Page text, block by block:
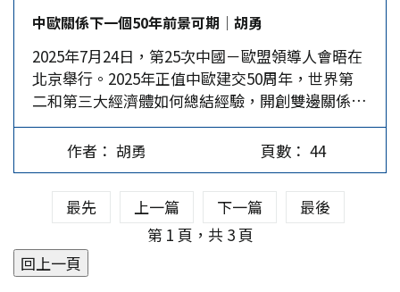
稅率25％的信函，挑明美日貿易逆差是由日本關
稅、非關稅政策及貿易壁壘所造成的，8月1日起，
美國將對日本進口產品徵收25％的關稅；如果日本
出於任何原因，決定提高對美產品的關稅，無論日
本提高多少，美國將會把該數字加在現行的25%關
稅上。看這幾句話即知川普對日本有多狠，而稅率
勢必會對無數企業造成重大衝擊。 過去三個月
來，經濟再生擔當大臣赤澤亮正七次赴美交涉，使
盡渾身解數，但關稅比4月不降反升1％！石破對此
表示「遺憾」，並做出「繼續交涉」的指示。石破
不甘示弱，在參議院選舉街頭演講時說，「國家利
益之戰，不能被輕視！即便是盟友，也要堂堂正正
地維護我們的利益」，對比過去歷任對美國唯唯諾
中歐關係下一個50年前景可期│胡勇
2025年7月24日，第25次中國－歐盟領導人會晤在
北京舉行。2025年正值中歐建交50周年，世界第
二和第三大經濟體如何總結經驗，開創雙邊關係的
未來，深受輿論矚目。 中歐峰會前夕雙方摩擦接
連不斷，峰會本身也被質疑乏善可陳。然而，正如
習近平在會見中指出的，「中歐之間沒有根本利害
衝突和地緣政治矛盾，合作大於競爭、共識多於分
歧的基本面和主基調沒有變。」尤其，相較於中國
與美日等西方國家的關係，中歐能夠保持最高層交
往與各領域的對話本身就彌足珍貴。因此，第25次
中歐北京峰會完成了承前啟後的任務。 中歐峰會
作者： 胡勇 頁數： 44
最先 上一篇 下一篇
最後
第 1 頁，共 3 頁